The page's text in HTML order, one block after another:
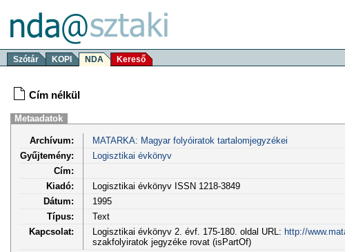
Szótár KOPI NDA Kereső
Cím nélkül
Metaadatok
Archívum:
MATARKA: Magyar folyóiratok tartalomjegyzékei
Gyűjtemény:
Logisztikai évkönyv
Cím:
Kiadó:
Logisztikai évkönyv ISSN 1218-3849
Dátum:
1995
Típus:
Text
Kapcsolat:
Logisztikai évkönyv 2. évf. 175-180. oldal URL: http://
szakfolyiratok jegyzéke rovat (isPartOf)